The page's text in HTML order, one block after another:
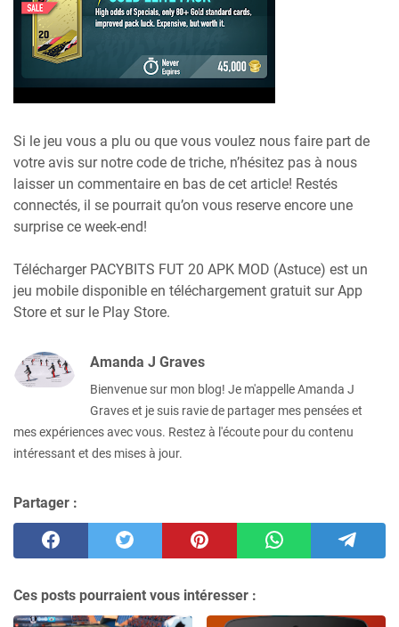
Si le jeu vous a plu ou que vous voulez nous faire part de
votre avis sur notre code de triche, n’hésitez pas à nous
laisser un commentaire en bas de cet article! Restés
connectés, il se pourrait qu’on vous reserve encore une
surprise ce week-end!
Télécharger PACYBITS FUT 20 APK MOD (Astuce) est un
jeu mobile disponible en téléchargement gratuit sur App
Store et sur le Play Store.
Amanda J Graves
Bienvenue sur mon blog! Je m'appelle Amanda J
Graves et je suis ravie de partager mes pensées et
mes expériences avec vous. Restez à l'écoute pour du contenu
intéressant et des mises à jour.
Partager :
Ces posts pourraient vous intéresser :